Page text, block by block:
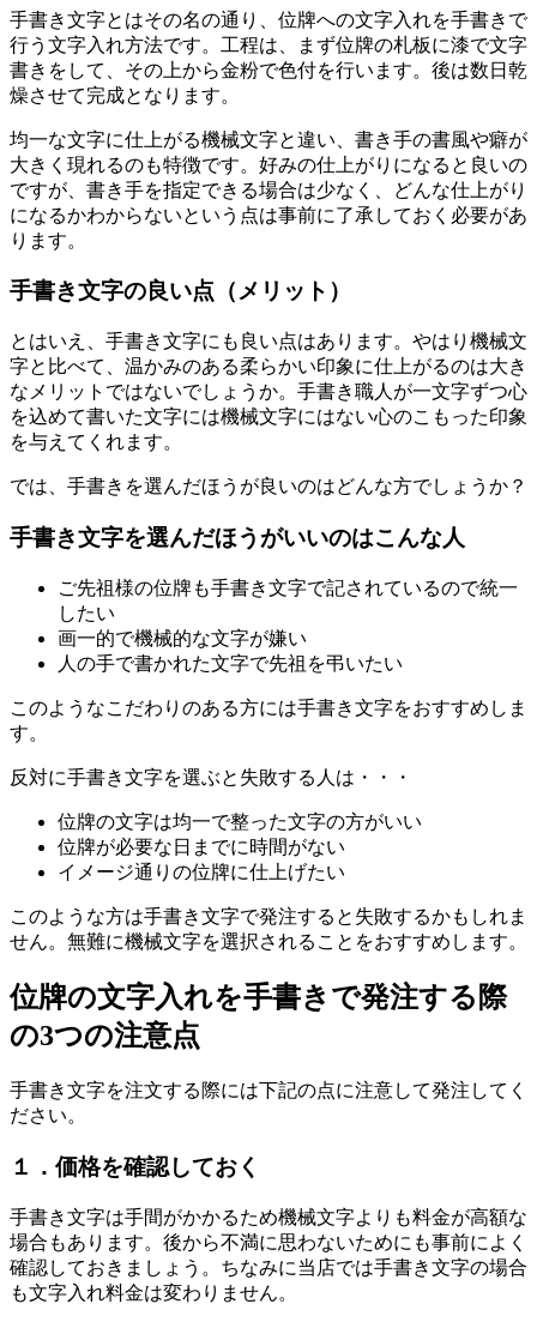
手書き文字とはその名の通り、位牌への文字入れを手書きで
行う文字入れ方法です。工程は、まず位牌の札板に漆で文字
書きをして、その上から金粉で色付を行います。後は数日乾
燥させて完成となります。
均一な文字に仕上がる機械文字と違い、書き手の書風や癖が
大きく現れるのも特徴です。好みの仕上がりになると良いの
ですが、書き手を指定できる場合は少なく、どんな仕上がり
になるかわからないという点は事前に了承しておく必要があ
ります。
手書き文字の良い点（メリット）
とはいえ、手書き文字にも良い点はあります。やはり機械文
字と比べて、温かみのある柔らかい印象に仕上がるのは大き
なメリットではないでしょうか。手書き職人が一文字ずつ心
を込めて書いた文字には機械文字にはない心のこもった印象
を与えてくれます。
では、手書きを選んだほうが良いのはどんな方でしょうか？
手書き文字を選んだほうがいいのはこんな人
ご先祖様の位牌も手書き文字で記されているので統一
したい
画一的で機械的な文字が嫌い
人の手で書かれた文字で先祖を弔いたい
このようなこだわりのある方には手書き文字をおすすめしま
す。
反対に手書き文字を選ぶと失敗する人は・・・
位牌の文字は均一で整った文字の方がいい
位牌が必要な日までに時間がない
イメージ通りの位牌に仕上げたい
このような方は手書き文字で発注すると失敗するかもしれま
せん。無難に機械文字を選択されることをおすすめします。
位牌の文字入れを手書きで発注する際
の3つの注意点
手書き文字を注文する際には下記の点に注意して発注してく
ださい。
１．価格を確認しておく
手書き文字は手間がかかるため機械文字よりも料金が高額な
場合もあります。後から不満に思わないためにも事前によく
確認しておきましょう。ちなみに当店では手書き文字の場合
も文字入れ料金は変わりません。